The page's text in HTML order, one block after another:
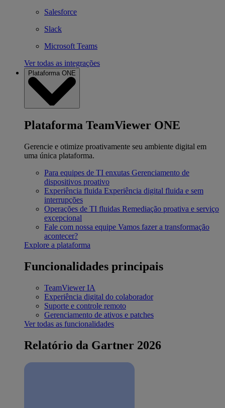
Salesforce
Slack
Microsoft Teams
Ver todas as integrações
Plataforma ONE
Plataforma TeamViewer ONE
Gerencie e otimize proativamente seu ambiente digital em
uma única plataforma.
Para equipes de TI enxutas Gerenciamento de
dispositivos proativo
Experiência fluida Experiência digital fluida e sem
interrupções
Operações de TI fluidas Remediação proativa e serviço
excepcional
Fale com nossa equipe Vamos fazer a transformação
acontecer?
Explore a plataforma
Funcionalidades principais
TeamViewer IA
Experiência digital do colaborador
Suporte e controle remoto
Gerenciamento de ativos e patches
Ver todas as funcionalidades
Relatório da Gartner 2026